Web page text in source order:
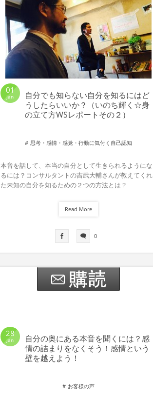
01
Jan
自分でも知らない自分を知るにはど
うしたらいいか？（いのち輝く☆身
の立て方WSレポートその２）
思考・感情・感覚・行動に気付く自己認知
本音を話して、本当の自分として生きられるようにな
るには？コンサルタントの吉武大輔さんが教えてくれ
た未知の自分を知るための２つの方法とは？
Read More
0
28
Jan
自分の奥にある本音を聞くには？感
情の詰まりをなくそう！感情という
壁を越えよう！
お客様の声